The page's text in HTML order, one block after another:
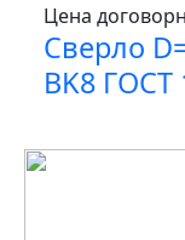
Цена
Сверло
BK8 ГОСТ